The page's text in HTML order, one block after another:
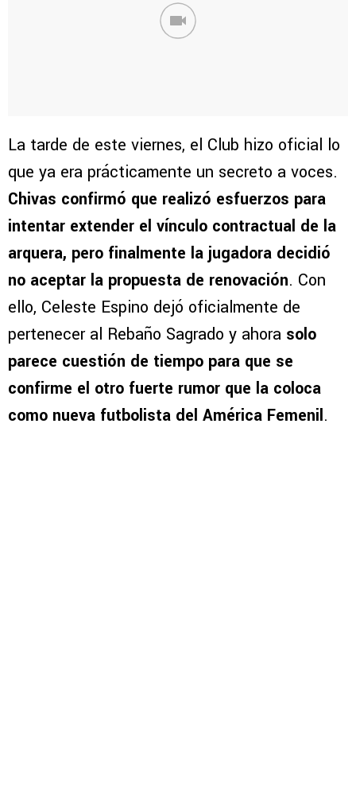
La tarde de este viernes, el Club hizo oficial lo
que ya era prácticamente un secreto a voces.
Chivas confirmó que realizó esfuerzos para
intentar extender el vínculo contractual de la
arquera, pero finalmente la jugadora decidió
no aceptar la propuesta de renovación. Con
ello, Celeste Espino dejó oficialmente de
pertenecer al Rebaño Sagrado y ahora solo
parece cuestión de tiempo para que se
confirme el otro fuerte rumor que la coloca
como nueva futbolista del América Femenil.